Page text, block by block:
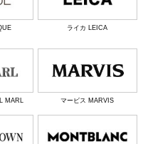
ライカ LEICA
MARL マービス MARVIS